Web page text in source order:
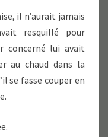
il n’aurait jamais
resquillé pour
concerné lui avait
au chaud dans la
se fasse couper en